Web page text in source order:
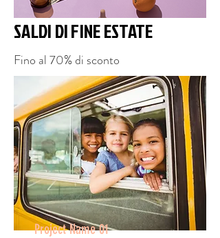
SALDI DI FINE ESTATE
Fino al 70% di sconto
Project Name 01